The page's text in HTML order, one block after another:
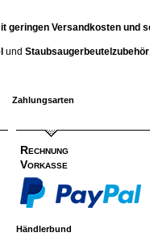
geringen Versandkosten und
und Staubsaugerbeutelzubehör
Zahlungsarten
Rechnung
Vorkasse
Händlerbund